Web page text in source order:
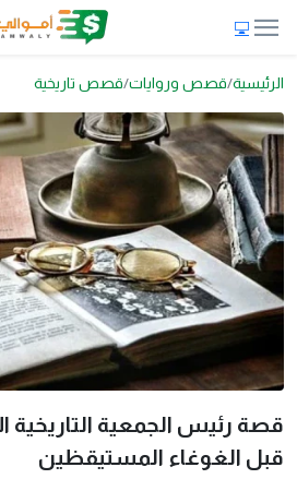
الرئيسية قصص وروايات قصص تاريخية
قصة رئيس الجمعية التاريخية
قبل الغوغاء المستيقظين